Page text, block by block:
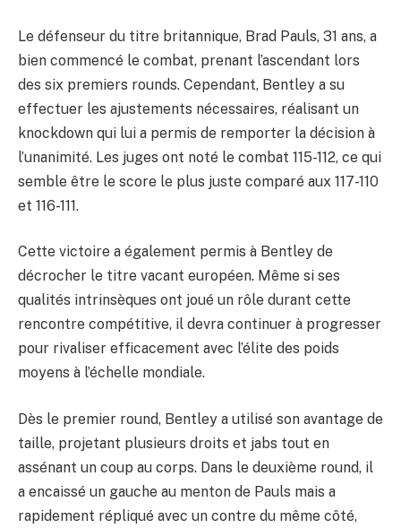
Le défenseur du titre britannique, Brad Pauls, 31 ans, a
bien commencé le combat, prenant l’ascendant lors
des six premiers rounds. Cependant, Bentley a su
effectuer les ajustements nécessaires, réalisant un
knockdown qui lui a permis de remporter la décision à
l’unanimité. Les juges ont noté le combat 115-112, ce qui
semble être le score le plus juste comparé aux 117-110
et 116-111.
Cette victoire a également permis à Bentley de
décrocher le titre vacant européen. Même si ses
qualités intrinsèques ont joué un rôle durant cette
rencontre compétitive, il devra continuer à progresser
pour rivaliser efficacement avec l’élite des poids
moyens à l’échelle mondiale.
Dès le premier round, Bentley a utilisé son avantage de
taille, projetant plusieurs droits et jabs tout en
assénant un coup au corps. Dans le deuxième round, il
a encaissé un gauche au menton de Pauls mais a
rapidement répliqué avec un contre du même côté,